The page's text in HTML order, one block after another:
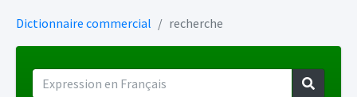
Dictionnaire commercial recherche